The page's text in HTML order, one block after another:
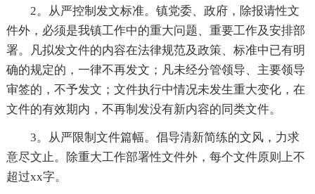
2。从严控制发文标准。镇党委、政府，除报请性文
件外，必须是我镇工作中的重大问题、重要工作及安排部
署。凡拟发文件的内容在法律规范及政策、标准中已有明
确的规定的，一律不再发文；凡未经分管领导、主要领导
审签的，不予发文；文件执行中情况未发生重大变化，在
文件的有效期内，不再制发没有新内容的同类文件。
3。从严限制文件篇幅。倡导清新简练的文风，力求
意尽文止。除重大工作部署性文件外，每个文件原则上不
超过xx字。